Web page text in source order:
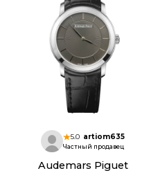
5.0 artiom635
Частный продавец
Audemars Piguet